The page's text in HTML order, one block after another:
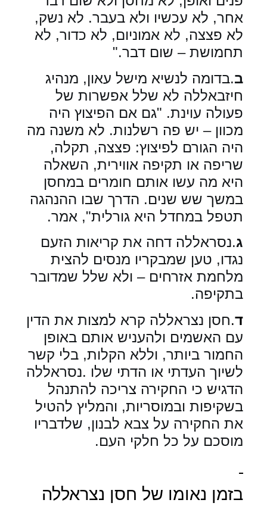
אחר, לא עכשיו ולא בעבר. לא נשק,
לא פצצה, לא אמוניום, לא כדור, לא
תחמושת – שום דבר".
ב.בדומה לנשיא מישל עאון, מנהיג
חיזבאללה לא שלל אפשרות של
פעולה עוינת. "גם אם הפיצוץ היה
מכוון – יש פה רשלנות. לא משנה מה
היה הגורם לפיצוץ: פצצה, תקלה,
שריפה או תקיפה אווירית, השאלה
היא מה עשו אותם חומרים במחסן
במשך שש שנים. הדרך שבו ההנהגה
תטפל במחדל היא גורלית", אמר.
ג.נסראללה דחה את קריאות הזעם
נגדו, טען שמבקריו מנסים להצית
מלחמת אזרחים – ולא שלל שמדובר
בתקיפה.
ד.חסן נצראללה קרא למצות את הדין
עם האשמים ולהעניש אותם באופן
החמור ביותר, וללא הקלות, בלי קשר
לשיוך העדתי או הדתי שלו .נסראללה
הדגיש כי החקירה צריכה להתנהל
בשקיפות ובמוסריות, והמליץ להטיל
את החקירה על צבא לבנון, שלדבריו
מוסכם על כל חלקי העם.
בזמן נאומו של חסן נצראללה